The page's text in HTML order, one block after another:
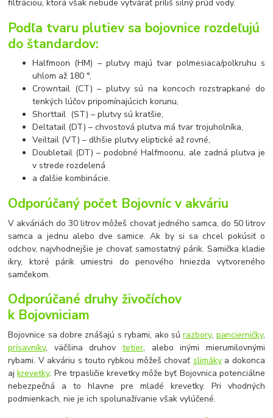
filtráciou, ktorá však nebude vytvárať príliš silný prúd vody.
Podľa tvaru plutiev sa bojovnice rozdeľujú
do štandardov:
Halfmoon (HM) – plutvy majú tvar polmesiaca/polkruhu s
uhlom až 180 °,
Crowntail (CT) – plutvy sú na koncoch rozstrapkané do
tenkých lúčov pripomínajúcich korunu,
Shorttail (ST) – plutvy sú kratšie,
Deltatail (DT) – chvostová plutva má tvar trojuholníka,
Veiltail (VT) – dlhšie plutvy eliptické až rovné,
Doubletail (DT) – podobné Halfmoonu, ale zadná plutva je
v strede rozdelená
a ďalšie kombinácie.
Odporúčaný počet Bojovníc v akváriu
V akváriách do 30 litrov môžeš chovať jedného samca, do 50 litrov
samca a jednu alebo dve samice. Ak by si sa chcel pokúsiť o
odchov, najvhodnejšie je chovať samostatný párik. Samička kladie
ikry, ktoré párik umiestni do penového hniezda vytvoreného
samčekom.
Odporúčané druhy živočíchov
k Bojovniciam
Bojovnice sa dobre znášajú s rybami, ako súrazbory, pancierničky,
prísavníky, väčšina druhov tetier, alebo inými mierumilovnými
rybami. V akváriu s touto rybkou môžeš chovať slimákya dokonca
ajkrevetky. Pre trpasličie krevetky môže byť Bojovnica potenciálne
nebezpečná a to hlavne pre mladé krevetky. Pri vhodných
podmienkach, nie je ich spolunažívanie však vylúčené.